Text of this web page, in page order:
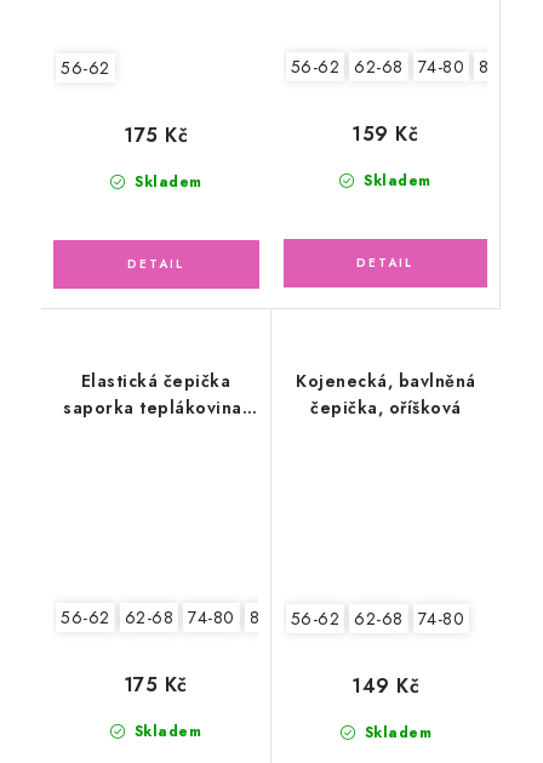
56-62
Skladem
175 Kč
56-62 62-68 74-80 80-86
Skladem
159 Kč
Elastická čepička
saporka teplákovina,
56-62 62-68 74-80 80-86
Skladem
175 Kč
Kojenecká, bavlněná
čepička, oříšková
56-62 62-68 74-80
Skladem
149 Kč